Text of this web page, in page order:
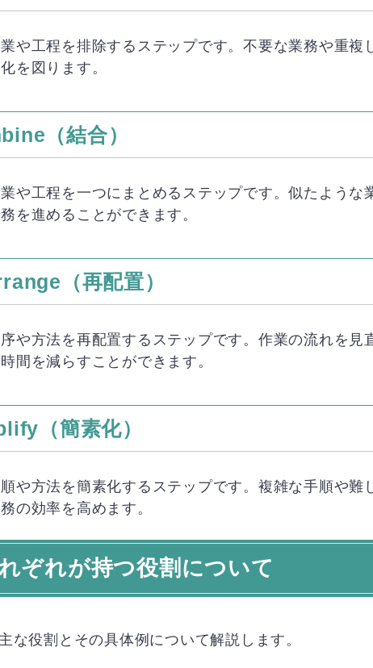
や工程を排除するステップです。不要な業務や重
を図ります。
（結合）
や工程を一つにまとめるステップです。似たよう
を進めることができます。
（再配置）
や方法を再配置するステップです。作業の流れを
間を減らすことができます。
（簡素化）
や方法を簡素化するステップです。複雑な手順や
の効率を高めます。
ぞれが持つ役割について
な役割とその具体例について解説します。